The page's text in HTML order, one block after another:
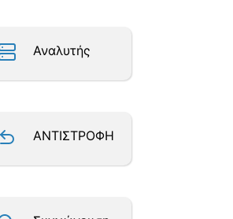
Αναλυτής
ΑΝΤΙΣΤΡΟΦΗ